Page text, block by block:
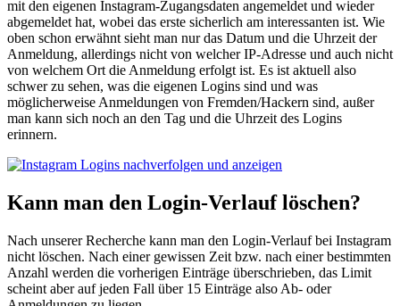
mit den eigenen Instagram-Zugangsdaten angemeldet und wieder
abgemeldet hat, wobei das erste sicherlich am interessanten ist. Wie
oben schon erwähnt sieht man nur das Datum und die Uhrzeit der
Anmeldung, allerdings nicht von welcher IP-Adresse und auch nicht
von welchem Ort die Anmeldung erfolgt ist. Es ist aktuell also
schwer zu sehen, was die eigenen Logins sind und was
möglicherweise Anmeldungen von Fremden/Hackern sind, außer
man kann sich noch an den Tag und die Uhrzeit des Logins
erinnern.
Kann man den Login-Verlauf löschen?
Nach unserer Recherche kann man den Login-Verlauf bei Instagram
nicht löschen. Nach einer gewissen Zeit bzw. nach einer bestimmten
Anzahl werden die vorherigen Einträge überschrieben, das Limit
scheint aber auf jeden Fall über 15 Einträge also Ab- oder